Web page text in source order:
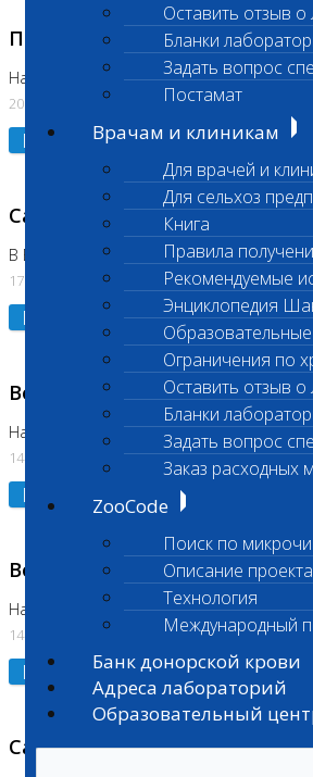
Оставить отзыв
Бланки
Задать вопрос
Постамат
Врачам и клиникам
Для врачей и
Для сельхоз
Книга
Правила
Рекомендуемые
Энциклопедия
Ограничения по
Оставить отзыв
Бланки
Задать вопрос
Заказ расходных
ZooCode
Поиск по
Описание проекта
Технология
Международный
Банк донорской крови
Адреса лабораторий
Образовательный
Приостановлено выполнение
На Нагорной
20.07.2026
Подробнее
Санитарный день
В Бутово
17.07.2026
Подробнее
Возобновлено выполнение
На Нагорной (Код 961, 962)
14.07.2026
Подробнее
Возобновлено выполнение
На Нагорной (Код 157)
14.07.2026
Подробнее
Санитарный день